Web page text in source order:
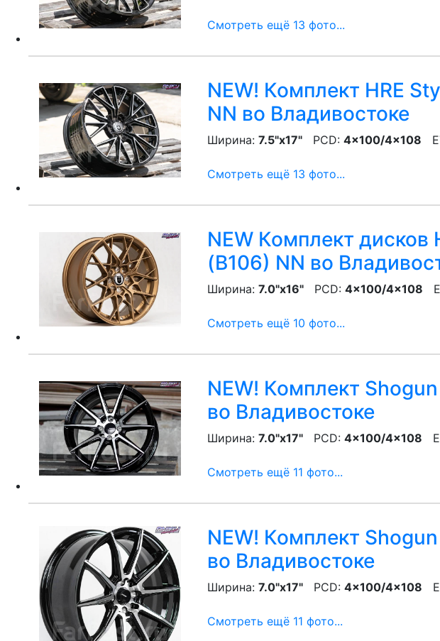
Смотреть ещё 13 фото...
NEW! Комплект HRE
NN во Владивостоке
Ширина: 7.5"x17" PCD: 4x100/4x108
Смотреть ещё 13 фото...
NEW Комплект дисков
(B106) NN во
Ширина: 7.0"x16" PCD: 4x100/4x108
Смотреть ещё 10 фото...
NEW! Комплект
во Владивостоке
Ширина: 7.0"x17" PCD: 4x100/4x108
Смотреть ещё 11 фото...
NEW! Комплект
во Владивостоке
Ширина: 7.0"x17" PCD: 4x100/4x108
Смотреть ещё 11 фото...